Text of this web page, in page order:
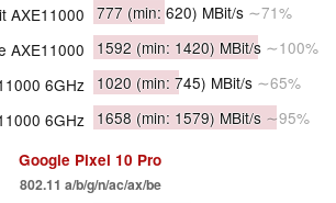
AXE11000 777 (min: 620) MBit/s ∼71%
AXE11000
1592 (min: 1420) MBit/s ∼100%
6GHz 1020 (min: 745) MBit/s ∼65%
6GHz 1658 (min: 1579) MBit/s ∼95%
Google Pixel 10 Pro
802.11 a/​b/​g/​n/​ac/​ax/​be